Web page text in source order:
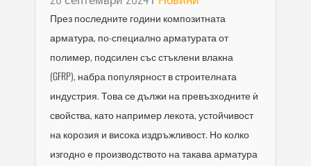
През последните години композитната
арматура, по-специално арматурата от
полимер, подсилен със стъклени влакна
(GFRP), набра популярност в строителната
индустрия. Това се дължи на превъзходните ѝ
свойства, като например лекота, устойчивост
на корозия и висока издръжливост. Но колко
изгодно е производството на такава арматура